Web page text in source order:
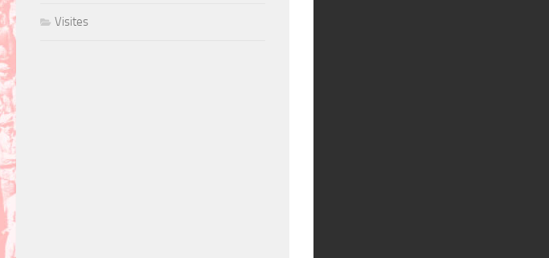
Visites